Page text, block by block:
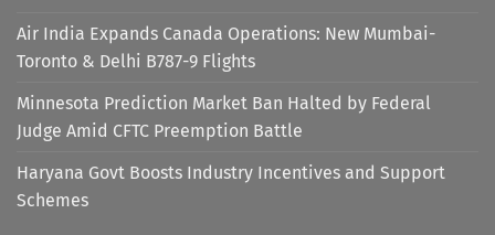
Air India Expands Canada Operations: New Mumbai-
Toronto & Delhi B787-9 Flights
Minnesota Prediction Market Ban Halted by Federal
Judge Amid CFTC Preemption Battle
Haryana Govt Boosts Industry Incentives and Support
Schemes